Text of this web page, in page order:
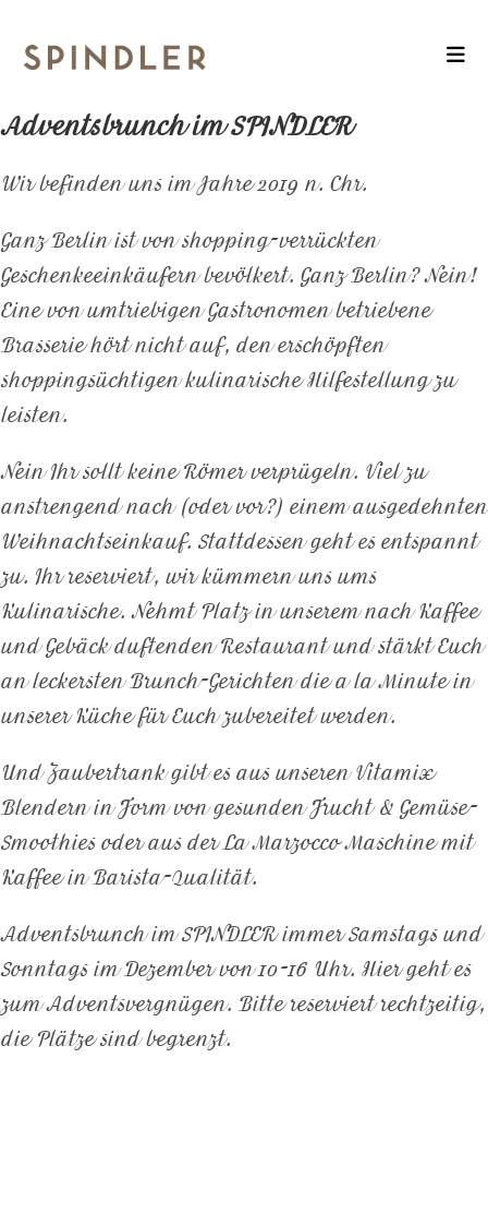
Adventsbrunch im SPINDLER
Wir befinden uns im Jahre 2019 n. Chr.
Ganz Berlin ist von shopping-verrückten
Geschenkeeinkäufern bevölkert. Ganz Berlin? Nein!
Eine von umtriebigen Gastronomen betriebene
Brasserie hört nicht auf, den erschöpften
shoppingsüchtigen kulinarische Hilfestellung zu
leisten.
Nein Ihr sollt keine Römer verprügeln. Viel zu
anstrengend nach (oder vor?) einem ausgedehnten
Weihnachtseinkauf. Stattdessen geht es entspannt
zu. Ihr reserviert, wir kümmern uns ums
Kulinarische. Nehmt Platz in unserem nach Kaffee
und Gebäck duftenden Restaurant und stärkt Euch
an leckersten Brunch-Gerichten die a la Minute in
unserer Küche für Euch zubereitet werden.
Und Zaubertrank gibt es aus unseren Vitamix
Blendern in Form von gesunden Frucht & Gemüse-
Smoothies oder aus der La Marzocco Maschine mit
Kaffee in Barista-Qualität.
Adventsbrunch im SPINDLER immer Samstags und
Sonntags im Dezember von 10-16 Uhr. Hier geht es
zum Adventsvergnügen. Bitte reserviert rechtzeitig,
die Plätze sind begrenzt.